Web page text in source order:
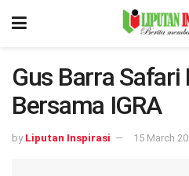
Gus Barra Safari
Bersama IGRA
by Liputan Inspirasi 15 March